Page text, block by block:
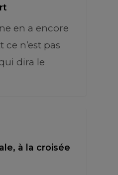
en a encore
ce n’est pas
dira le
à la croisée